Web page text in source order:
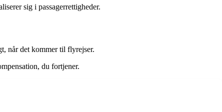
sig i passagerrettigheder.
når det kommer til flyrejser.
du fortjener.